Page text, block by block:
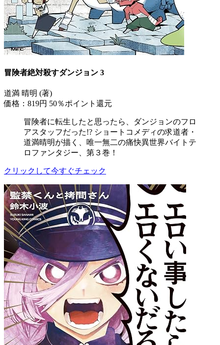
冒険者絶対殺すダンジョン 3
道満 晴明 (著)
価格：819円 50％ポイント還元
冒険者に転生したと思ったら、ダンジョンのフロ
アスタッフだった!? ショートコメディの求道者・
道満晴明が描く、唯一無二の痛快異世界バイトテ
ロファンタジー、第３巻！
クリックして今すぐチェック